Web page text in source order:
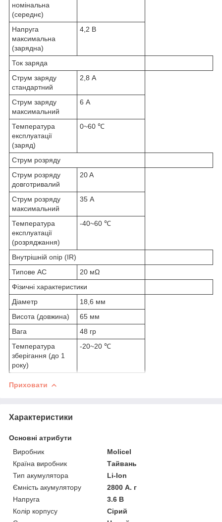
номінальна
(середнє)
Напруга
максимальна
(зарядна)
4,2 В
Ток заряда
Струм заряду
стандартний
2,8 А
Струм заряду
максимальний
6 А
Температура
експлуатації
(заряд)
0~60 ℃
Струм розряду
Струм розряду
довготривалий
20 A
Струм розряду
максимальний
35 А
Температура
експлуатації
(розряджання)
-40~60 ℃
Внутрішній опір (IR)
Типове AC
20 мΩ
Фізичні характеристики
Діаметр
18,6 мм
Висота (довжина)
65 мм
Вага
48 гр
Температура
зберігання (до 1
року)
-20~20 ℃
Приховати
Характеристики
Основні атрибути
Виробник
Molicel
Країна виробник
Тайвань
Тип акумулятора
Li-Ion
Ємність акумулятору
2800 А. г
Напруга
3.6 В
Колір корпусу
Сірий